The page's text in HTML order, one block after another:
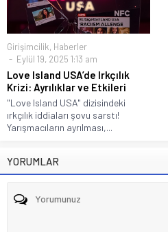
Girişimcilik, Haberler
Eylül 19, 2025 1:13 am
Love Island USA’de Irkçılık
Krizi: Ayrılıklar ve Etkileri
"Love Island USA" dizisindeki
ırkçılık iddiaları şovu sarstı!
Yarışmacıların ayrılması,...
YORUMLAR